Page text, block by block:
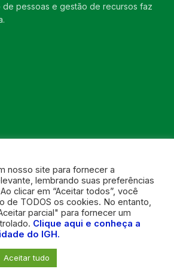
de pessoas e gestão de recursos faz
nosso site para fornecer a
lembrando suas preferências
clicar em “Aceitar todos”, você
de TODOS os cookies. No entanto,
parcial" para fornecer um
Clique aqui e conheça a
do IGH.
Aceitar tudo